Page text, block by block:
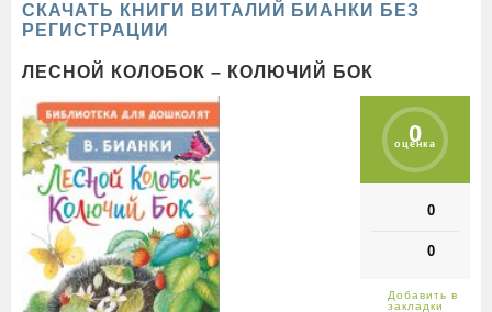
СКАЧАТЬ КНИГИ ВИТАЛИЙ БИАНКИ БЕЗ
РЕГИСТРАЦИИ
ЛЕСНОЙ КОЛОБОК – КОЛЮЧИЙ БОК
0
оценка
0
0